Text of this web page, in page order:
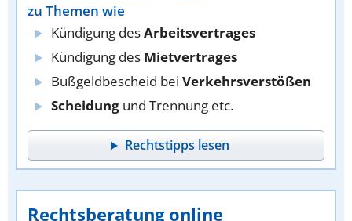
zu Themen wie
Kündigung desArbeitsvertrages
Kündigung des Mietvertrages
Bußgeldbescheid bei Verkehrsverstößen
Scheidung und Trennung etc.
Rechtstipps lesen
Rechtsberatung online